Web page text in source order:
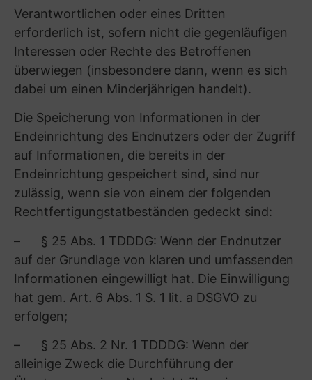
Datenverarbeitung einstellen bzw. anpassen
oder Ihnen unsere zwingenden schutzwürdigen
Gründe aufzeigen, aufgrund derer wir die
Verarbeitung fortführen;
– gemäß Art. 7 Abs. 3 DSGVO Ihre einmal
(auch vor der Geltung der DSGVO, d.h. vor dem
25.5.2018) erteilte Einwilligung – also Ihr
freiwilliger, in informierter Weise und
unmissverständlich durch eine Erklärung oder
eine sonstige eindeutige bestätigende Handlung
verständlich gemachter Willen, dass Sie mit der
personenbezogenen Daten für einen oder
mehrere bestimmte Zwecke einverstanden sind
– jederzeit uns gegenüber zu widerrufen, falls
Sie eine solche erteilt haben. Dies hat zur Folge,
dass wir die Datenverarbeitung, die auf dieser
Einwilligung beruhte, für die Zukunft nicht mehr
fortführen dürfen und